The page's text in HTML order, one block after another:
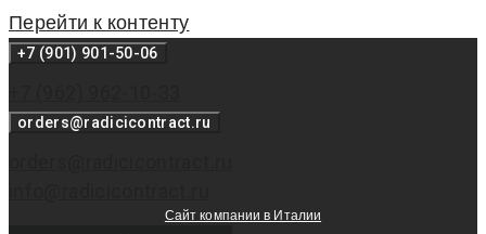
Перейти к контенту
+7 (901) 901-50-06
orders@radicicontract.ru
Сайт компании в Италии